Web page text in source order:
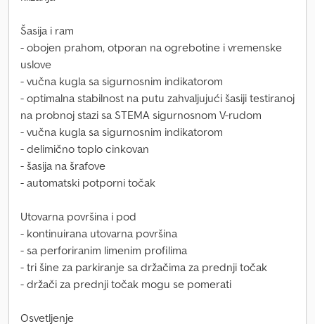
Šasija i ram
- obojen prahom, otporan na ogrebotine i vremenske
uslove
- vučna kugla sa sigurnosnim indikatorom
- optimalna stabilnost na putu zahvaljujući šasiji testiranoj
na probnoj stazi sa STEMA sigurnosnom V-rudom
- vučna kugla sa sigurnosnim indikatorom
- delimično toplo cinkovan
- šasija na šrafove
- automatski potporni točak
Utovarna površina i pod
- kontinuirana utovarna površina
- sa perforiranim limenim profilima
- tri šine za parkiranje sa držačima za prednji točak
- držači za prednji točak mogu se pomerati
Osvetljenje